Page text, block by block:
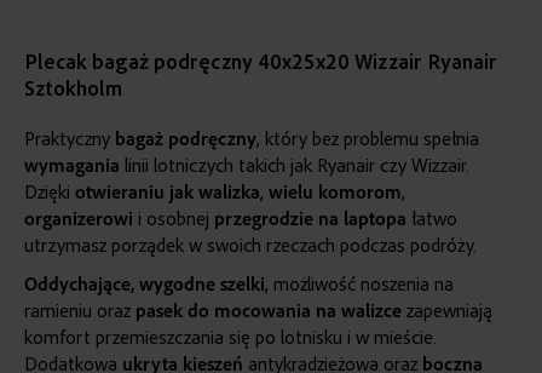
Plecak bagaż podręczny 40x25x20 Wizzair Ryanair
Sztokholm
Praktyczny bagaż podręczny, który bez problemu spełnia
wymagania linii lotniczych takich jak Ryanair czy Wizzair.
Dzięki otwieraniu jak walizka, wielu komorom,
organizerowi i osobnej przegrodzie na laptopa łatwo
utrzymasz porządek w swoich rzeczach podczas podróży.
Oddychające, wygodne szelki, możliwość noszenia na
ramieniu oraz pasek do mocowania na walizce zapewniają
komfort przemieszczania się po lotnisku i w mieście.
Dodatkowa ukryta kieszeń antykradzieżowa oraz boczna